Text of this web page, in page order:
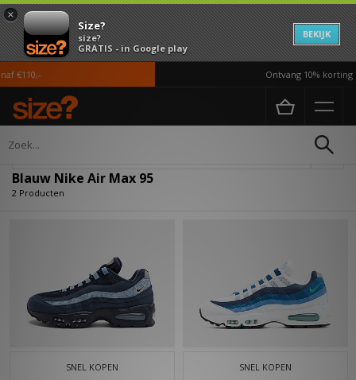
×
Size?
size?
GRATIS - in Google play
BEKIJK
€110,- Ontvang 10% korting
Home Blauw Nike Air Max 95
Blauw Nike Air Max 95
2 Producten
SNEL KOPEN SNEL KOPEN